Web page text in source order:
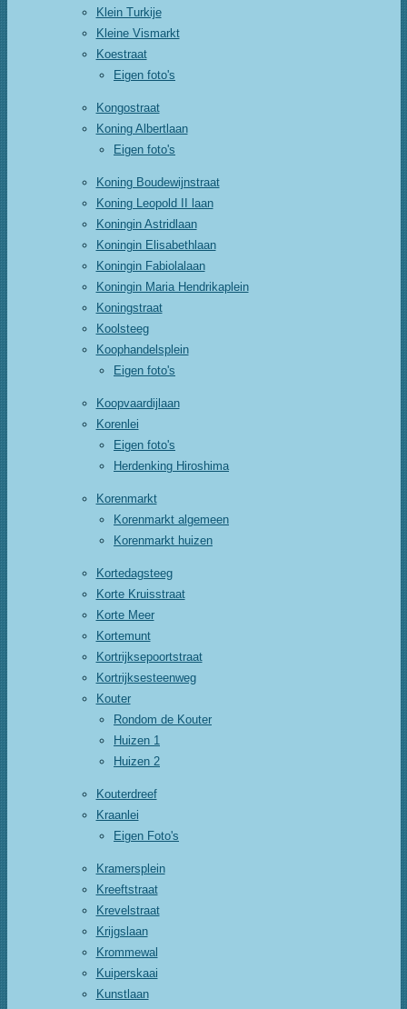
Klein Turkije
Kleine Vismarkt
Koestraat
Eigen foto's
Kongostraat
Koning Albertlaan
Eigen foto's
Koning Boudewijnstraat
Koning Leopold II laan
Koningin Astridlaan
Koningin Elisabethlaan
Koningin Fabiolalaan
Koningin Maria Hendrikaplein
Koningstraat
Koolsteeg
Koophandelsplein
Eigen foto's
Koopvaardijlaan
Korenlei
Eigen foto's
Herdenking Hiroshima
Korenmarkt
Korenmarkt algemeen
Korenmarkt huizen
Kortedagsteeg
Korte Kruisstraat
Korte Meer
Kortemunt
Kortrijksepoortstraat
Kortrijksesteenweg
Kouter
Rondom de Kouter
Huizen 1
Huizen 2
Kouterdreef
Kraanlei
Eigen Foto's
Kramersplein
Kreeftstraat
Krevelstraat
Krijgslaan
Krommewal
Kuiperskaai
Kunstlaan